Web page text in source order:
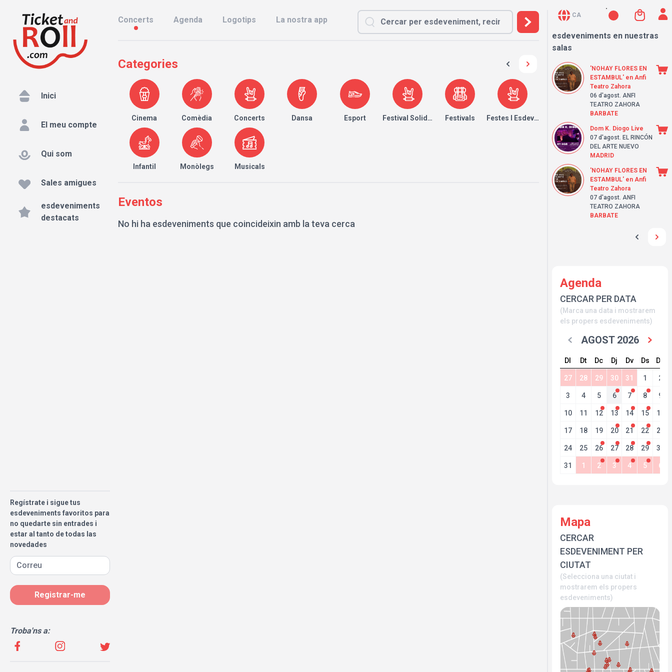
Inici
El meu compte
Qui som
Sales amigues
esdeveniments
destacats
Regístrate i sigue tus
esdeveniments favoritos para
no quedarte sin entrades i
estar al tanto de todas las
novedades
Registrar-me
Troba'ns a:
Concerts Agenda Logotips La nostra app
Categories
Cinema Comèdia Concerts Dansa Esport Festival Solidari Festivals Festes I Esdeveniments
Infantil Monòlegs Musicals
Eventos
No hi ha esdeveniments que coincideixin amb la teva cerca
CA
esdeveniments en nuestras
salas
'NOHAY FLORES EN
ESTAMBUL' en Anfi
Teatro Zahora
06 d'agost. ANFI
TEATRO ZAHORA
BARBATE
Dom K. Diogo Live
07 d'agost. EL RINCÓN
DEL ARTE NUEVO
MADRID
'NOHAY FLORES EN
ESTAMBUL' en Anfi
Teatro Zahora
07 d'agost. ANFI
TEATRO ZAHORA
BARBATE
Agenda
CERCAR PER DATA
(Marca una data i mostrarem
els propers esdeveniments)
AGOST 2026
Dl Dt Dc Dj Dv Ds Dg
27 28 29 30 31 1 2
3 4 5 6 7 8 9
10 11 12 13 14 15 16
17 18 19 20 21 22 23
24 25 26 27 28 29 30
31 1 2 3 4 5 6
Mapa
CERCAR
ESDEVENIMENT PER
CIUTAT
(Selecciona una ciutat i
mostrarem els propers
esdeveniments)